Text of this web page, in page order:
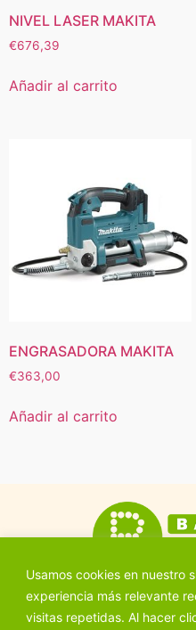
Usamos cookies en nuestro
experiencia más relevante
visitas repetidas. Al hacer
NIVEL LASER MAKITA
€676,39
Añadir al carrito
ENGRASADORA MAKITA
€363,00
Añadir al carrito